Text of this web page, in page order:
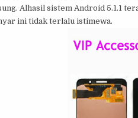
Alhasil sistem Android 5.1.1
ini tidak terlalu istimewa.